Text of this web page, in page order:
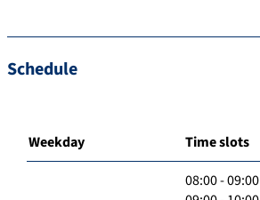
Schedule
Weekday Time slots
08:00 - 09:00